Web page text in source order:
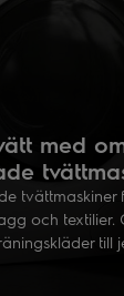
med
och textilier.
till